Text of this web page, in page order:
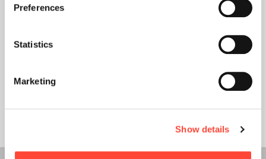
Preferences
Statistics
Marketing
Show details